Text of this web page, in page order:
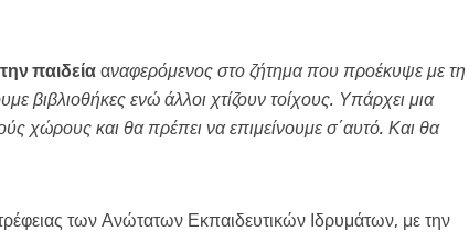
παιδεία αναφερόμενος στο ζήτημα που προέκυψε με τη
βιβλιοθήκες ενώ άλλοι χτίζουν τοίχους. Υπάρχει μια
χώρους και θα πρέπει να επιμείνουμε σ΄αυτό. Και θα
των Ανώτατων Εκπαιδευτικών Ιδρυμάτων, με την